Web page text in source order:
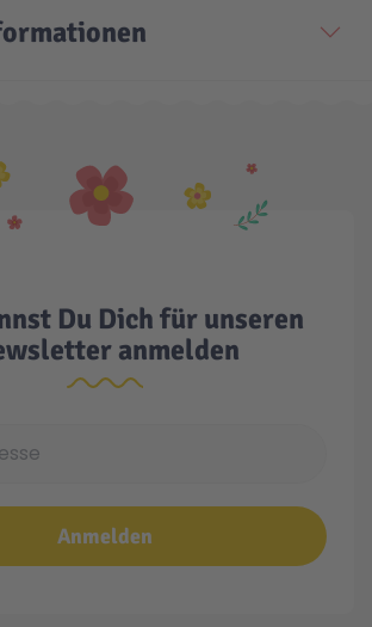
Du Dich für unseren
anmelden
Anmelden